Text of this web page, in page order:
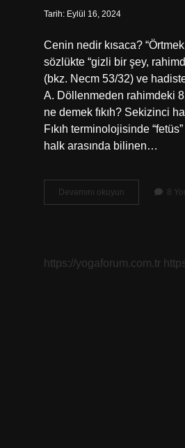
Tarih: Eylül 16, 2024
Cenin nedir kısaca?
sözlükte “gizli bir şey,
(bkz. Necm 53/32) ve
A. Döllenmeden rahimdeki
ne demek fıkıh? Sekizinci
Fıkıh terminolojisinde
halk arasında bilinen…
Devamını okuyun
Nedir
8
https://yogaforum.com.tr